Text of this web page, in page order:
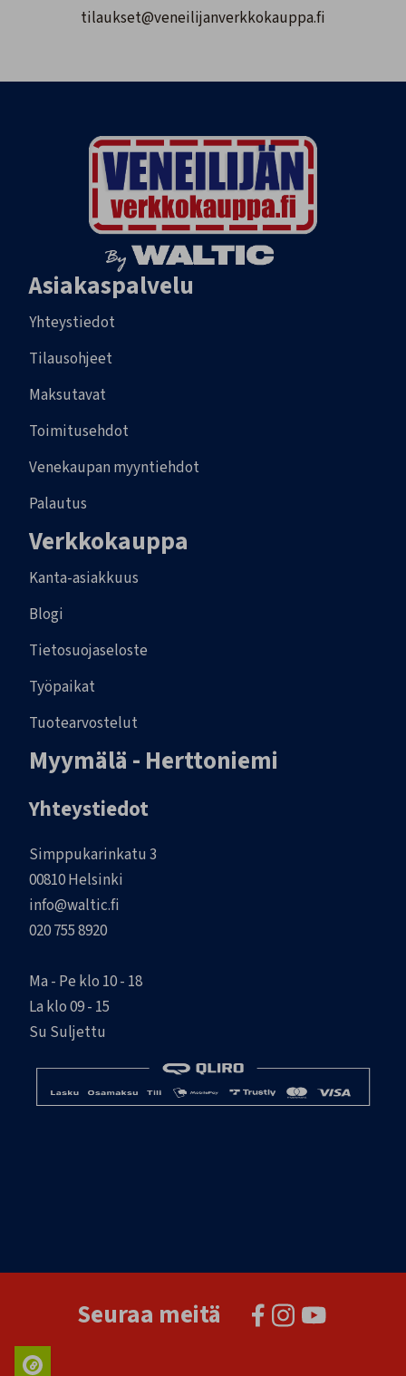
tilaukset@veneilijanverkkokauppa.fi
Asiakaspalvelu
Yhteystiedot
Tilausohjeet
Maksutavat
Toimitusehdot
Venekaupan myyntiehdot
Palautus
Verkkokauppa
Kanta-asiakkuus
Blogi
Tietosuojaseloste
Työpaikat
Tuotearvostelut
Myymälä - Herttoniemi
Yhteystiedot
Simppukarinkatu 3
00810 Helsinki
info@waltic.fi
020 755 8920
Ma - Pe klo 10 - 18
La klo 09 - 15
Su Suljettu
Seuraa meitä